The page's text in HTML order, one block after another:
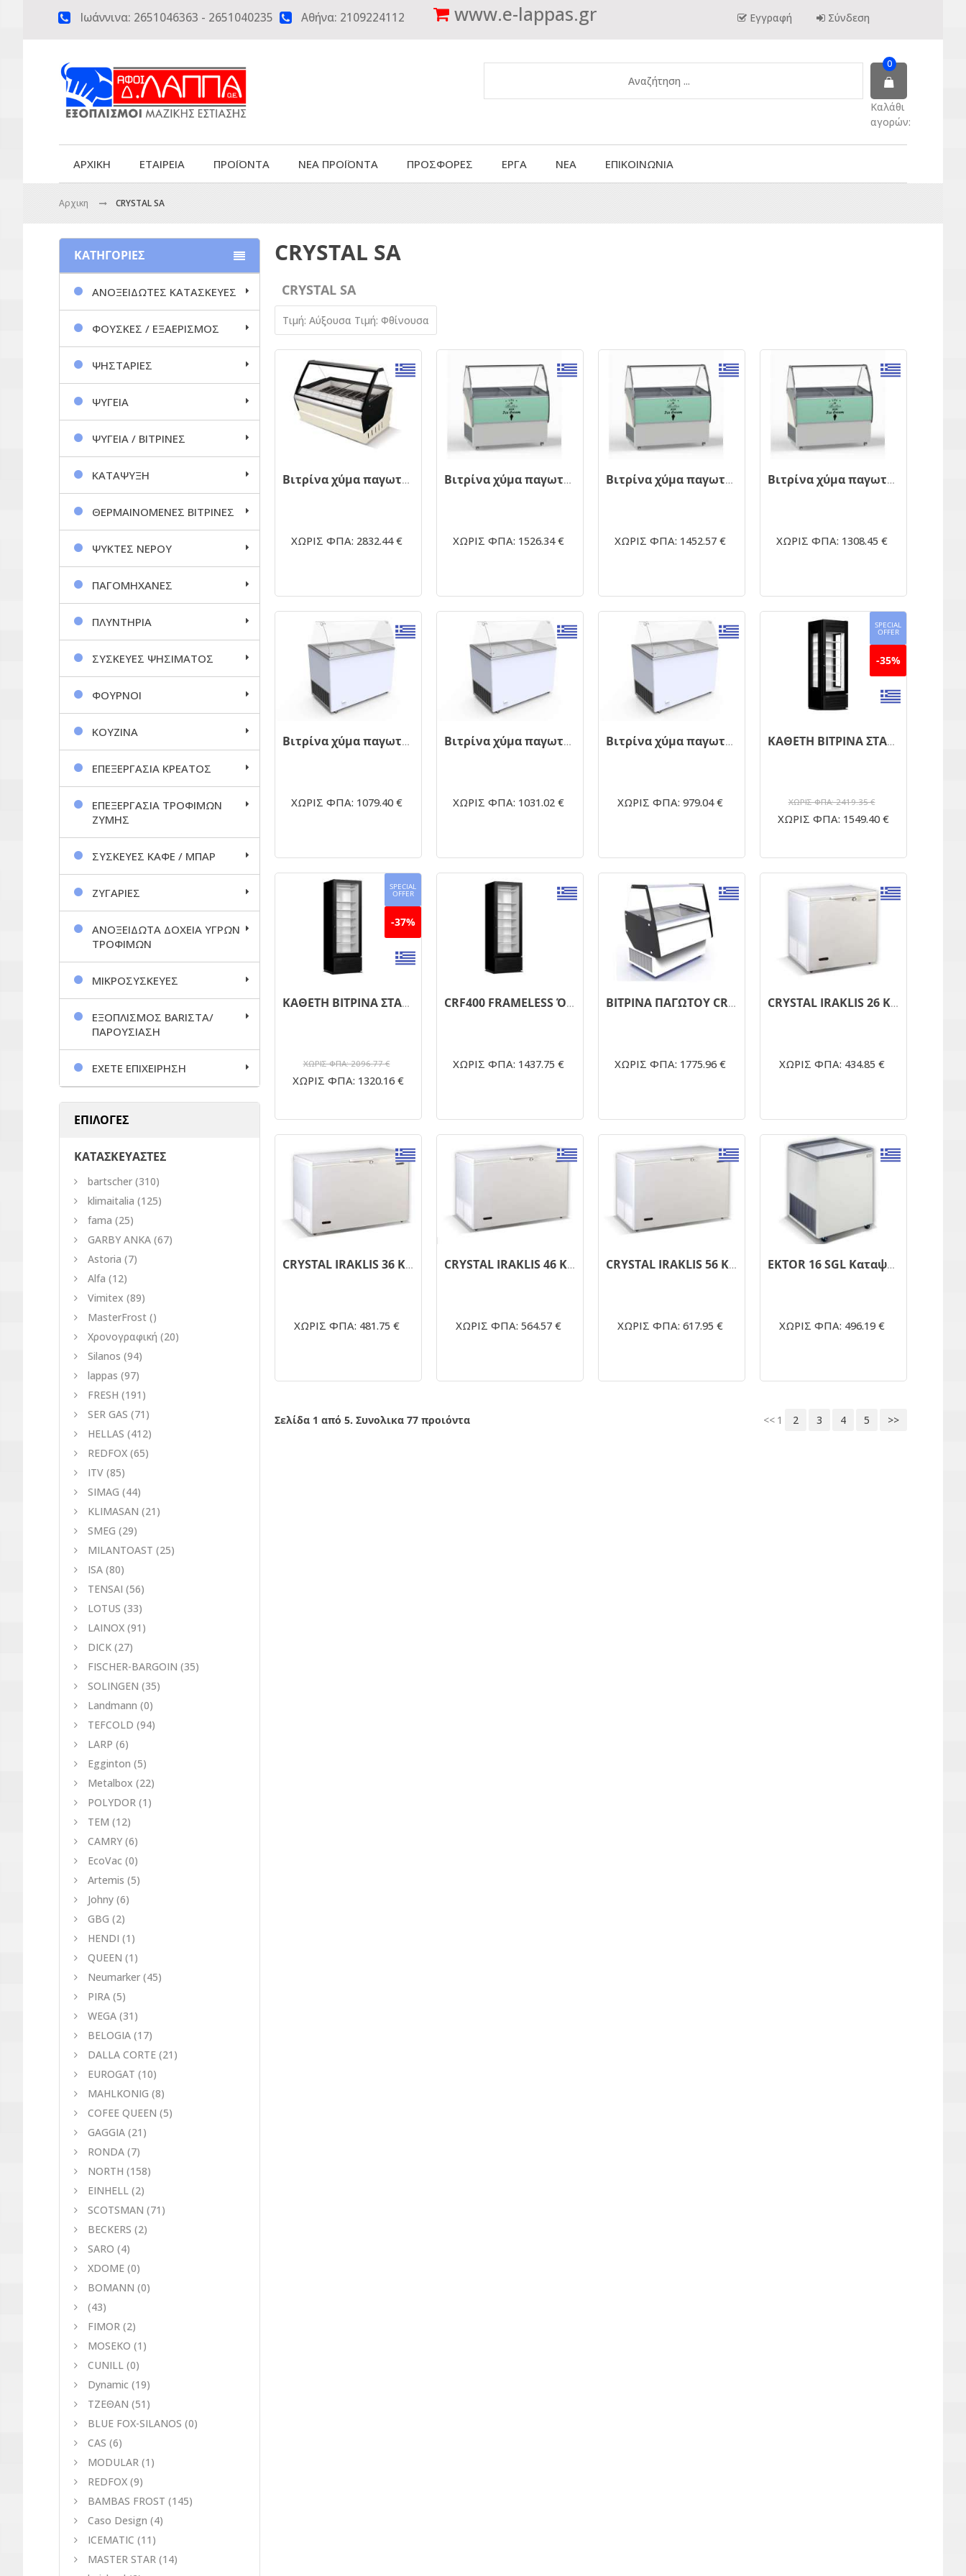
 Ιωάννινα: 2651046363 - 2651040235  Αθήνα: 2109224112 www.e-lappas.gr Εγγραφή Σύνδεση
Καλάθι
αγορών:
0
ΑΡΧΙΚΗ ΕΤΑΙΡΕΙΑ ΠΡΟΪΟΝΤΑ ΝΕΑ ΠΡΟΪΟΝΤΑ ΠΡΟΣΦΟΡΕΣ ΕΡΓΑ ΝΕΑ ΕΠΙΚΟΙΝΩΝΙΑ
Αρχικη CRYSTAL SA
CRYSTAL SA
CRYSTAL SA
Τιμή: Αύξουσα Τιμή: Φθίνουσα
Βιτρίνα χύμα παγωτού OPTIMUS 16
ΧΩΡΙΣ ΦΠΑ: 2832.44 €
Βιτρίνα χύμα παγωτού ELEGANTE 56
ΧΩΡΙΣ ΦΠΑ: 1526.34 €
Βιτρίνα χύμα παγωτού ELEGANTE 46
ΧΩΡΙΣ ΦΠΑ: 1452.57 €
Βιτρίνα χύμα παγωτού ELEGANTE 36
ΧΩΡΙΣ ΦΠΑ: 1308.45 €
Βιτρίνα χύμα παγωτού VENUS 56 VETRINE
ΧΩΡΙΣ ΦΠΑ: 1079.40 €
Βιτρίνα χύμα παγωτού VENUS 46
ΧΩΡΙΣ ΦΠΑ: 1031.02 €
Βιτρίνα χύμα παγωτού VENUS 36
ΧΩΡΙΣ ΦΠΑ: 979.04 €
SPECIAL
OFFER
-35%
ΚΑΘΕΤΗ ΒΙΤΡΙΝΑ ΣΤΑΤΙΚΗΣ ΨΥΞΗΣ 3 ΟΨΕΩΝ CRF 400 3D
ΧΩΡΙΣ ΦΠΑ: 2419.35 €
ΧΩΡΙΣ ΦΠΑ: 1549.40 €
SPECIAL
OFFER
-37%
ΚΑΘΕΤΗ ΒΙΤΡΙΝΑ ΣΤΑΤΙΚΗΣ ΨΥΞΗΣ CRF 400
ΧΩΡΙΣ ΦΠΑ: 2096.77 €
ΧΩΡΙΣ ΦΠΑ: 1320.16 €
CRF400 FRAMELESS Όρθια μονή βιτρίνα κατάψυξης με ψυχόμενα ράφια 417Lt 667x620x2018mm
ΧΩΡΙΣ ΦΠΑ: 1437.75 €
ΒΙΤΡΙΝΑ ΠΑΓΩΤΟΥ CRYSTAL SA ATHENA ΜΕ 13 ΛΕΚΑΝΑΚΙΑ
ΧΩΡΙΣ ΦΠΑ: 1775.96 €
CRYSTAL IRAKLIS 26 Καταψύκτης Μπαούλο 240lt
ΧΩΡΙΣ ΦΠΑ: 434.85 €
CRYSTAL IRAKLIS 36 Καταψύκτης Μπαούλο 342lt
ΧΩΡΙΣ ΦΠΑ: 481.75 €
CRYSTAL IRAKLIS 46 Καταψύκτης Μπαούλο 417lt
ΧΩΡΙΣ ΦΠΑ: 564.57 €
CRYSTAL IRAKLIS 56 Καταψύκτης μπαούλο 515Lt
ΧΩΡΙΣ ΦΠΑ: 617.95 €
EKTOR 16 SGL Καταψύκτης με συρόμενα τζάμια 172Lt
ΧΩΡΙΣ ΦΠΑ: 496.19 €
Σελίδα 1 από 5. Συνολικα 77 προιόντα << 1 2 3 4 5 >>
ΚΑΤΗΓΟΡΙΕΣ
ΑΝΟΞΕΙΔΩΤΕΣ ΚΑΤΑΣΚΕΥΕΣ
ΦΟΥΣΚΕΣ / ΕΞΑΕΡΙΣΜΟΣ
ΨΗΣΤΑΡΙΕΣ
ΨΥΓΕΙΑ
ΨΥΓΕΙΑ / ΒΙΤΡΙΝΕΣ
ΚΑΤΑΨΥΞΗ
ΘΕΡΜΑΙΝΟΜΕΝΕΣ ΒΙΤΡΙΝΕΣ
ΨΥΚΤΕΣ ΝΕΡΟΥ
ΠΑΓΟΜΗΧΑΝΕΣ
ΠΛΥΝΤΗΡΙΑ
ΣΥΣΚΕΥΕΣ ΨΗΣΙΜΑΤΟΣ
ΦΟΥΡΝΟΙ
ΚΟΥΖΙΝΑ
ΕΠΕΞΕΡΓΑΣΙΑ ΚΡΕΑΤΟΣ
ΕΠΕΞΕΡΓΑΣΙΑ ΤΡΟΦΙΜΩΝ
ΖΥΜΗΣ
ΣΥΣΚΕΥΕΣ ΚΑΦΕ / ΜΠΑΡ
ΖΥΓΑΡΙΕΣ
ΑΝΟΞΕΙΔΩΤΑ ΔΟΧΕΙΑ ΥΓΡΩΝ
ΤΡΟΦΙΜΩΝ
ΜΙΚΡΟΣΥΣΚΕΥΕΣ
ΕΞΟΠΛΙΣΜΟΣ BARΙΣΤΑ/
ΠΑΡΟΥΣΙΑΣΗ
ΕΧΕΤΕ ΕΠΙΧΕΙΡΗΣΗ
ΕΠΙΛΟΓΕΣ
ΚΑΤΑΣΚΕΥΑΣΤΕΣ
bartscher (310)
klimaitalia (125)
fama (25)
GARBY ANKA (67)
Astoria (7)
Alfa (12)
Vimitex (89)
MasterFrost ()
Χρονογραφική (20)
Silanos (94)
lappas (97)
FRESH (191)
SER GAS (71)
HELLAS (412)
REDFOX (65)
ITV (85)
SIMAG (44)
KLIMASAN (21)
SMEG (29)
MILANTOAST (25)
ISA (80)
TENSAI (56)
LOTUS (33)
LAINOX (91)
DICK (27)
FISCHER-BARGOIN (35)
SOLINGEN (35)
Landmann (0)
TEFCOLD (94)
LARP (6)
Egginton (5)
Metalbox (22)
POLYDOR (1)
TEM (12)
CAMRY (6)
EcoVac (0)
Artemis (5)
Johny (6)
GBG (2)
HENDI (1)
QUEEN (1)
Neumarker (45)
PIRA (5)
WEGA (31)
BELOGIA (17)
DALLA CORTE (21)
EUROGAT (10)
MAHLKONIG (8)
COFEE QUEEN (5)
GAGGIA (21)
RONDA (7)
NORTH (158)
EINHELL (2)
SCOTSMAN (71)
BECKERS (2)
SARO (4)
XDOME (0)
BOMANN (0)
(43)
FIMOR (2)
MOSEKO (1)
CUNILL (0)
Dynamic (19)
ΤΖΕΘΑΝ (51)
BLUE FOX-SILANOS (0)
CAS (6)
MODULAR (1)
REDFOX (9)
BAMBAS FROST (145)
Caso Design (4)
ICEMATIC (11)
MASTER STAR (14)